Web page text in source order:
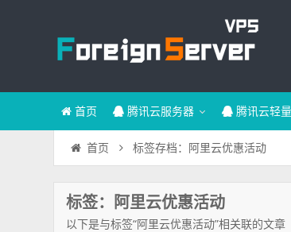
首页 腾讯云服务器 腾讯云轻
首页 标签存档：阿里云优惠活动
标签：阿里云优惠活动
以下是与标签“阿里云优惠活动”相关联的文章